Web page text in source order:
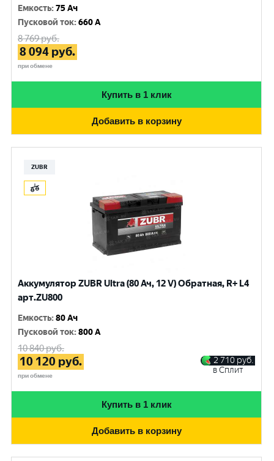
Емкость:75 Ач
Пусковой ток:660 A
8 769руб.
8 094 руб.
при обмене
Купить в 1 клик
Добавить в корзину
ZUBR
Аккумулятор ZUBR Ultra (80 Ач, 12 V) Обратная, R+ L4
арт.ZU800
Емкость:80 Ач
Пусковой ток:800 A
10 840руб.
10 120 руб.
при обмене
2 710 руб.
в Сплит
Купить в 1 клик
Добавить в корзину